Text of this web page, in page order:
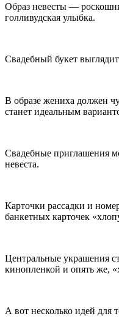
Образ невесты —
голливудская улыбка.
Свадебный букет
В образе жениха должен
станет идеальным
Свадебные приглашения
невеста.
Карточки рассадки и
банкетных карточек
Центральные украшения
кинопленкой и опять же,
А вот несколько идей для